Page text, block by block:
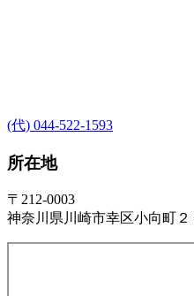
(代) 044-522-1593
所在地
〒212-0003
神奈川県川崎市幸区小向町２